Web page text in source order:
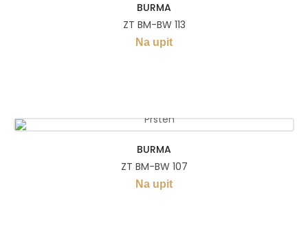
BURMA
ZT BM-BW 113
Na upit
BURMA
ZT BM-BW 107
Na upit